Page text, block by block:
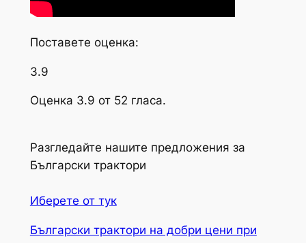
Поставете оценка:
3.9
Оценка 3.9 от 52 гласа.
Разгледайте нашите предложения за
Български трактори
Иберете от тук
Български трактори на добри цени при